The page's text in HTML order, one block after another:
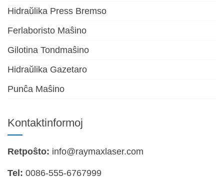
Hidraŭlika Press Bremso
Ferlaboristo Maŝino
Gilotina Tondmaŝino
Hidraŭlika Gazetaro
Punĉa Maŝino
Kontaktinformoj
Retpoŝto: info@raymaxlaser.com
Tel: 0086-555-6767999